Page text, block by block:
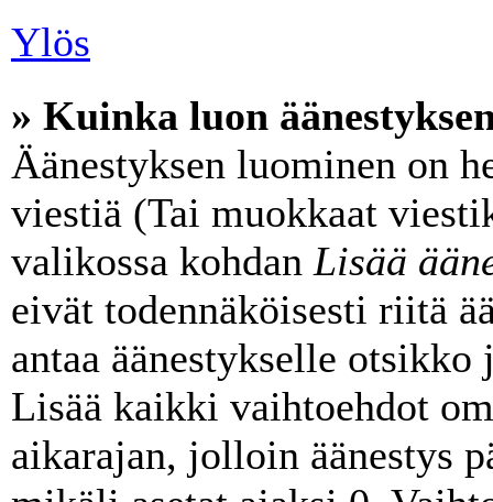
Ylös
» Kuinka luon
Äänestyksen luominen on
viestiä (Tai muokkaat
valikossa kohdan Lisää
eivät todennäköisesti riitä
antaa äänestykselle
Lisää kaikki vaihtoehdot
aikarajan, jolloin äänestys